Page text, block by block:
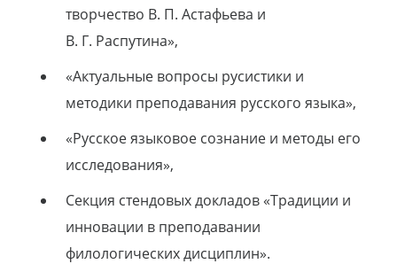
творчество В. П. Астафьева и
В. Г. Распутина»,
«Актуальные вопросы русистики и
методики преподавания русского языка»,
«Русское языковое сознание и методы его
исследования»,
Секция стендовых докладов «Традиции и
инновации в преподавании
филологических дисциплин».